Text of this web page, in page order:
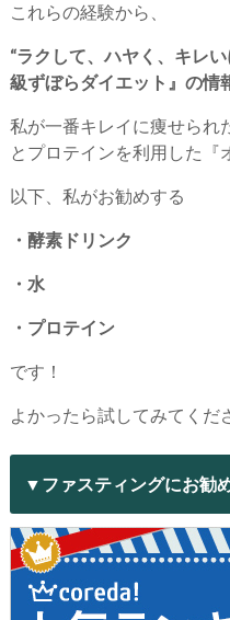
これらの経験から、
“ラクして、ハヤく、キレ
級ずぼらダイエット』の情
私が一番キレイに痩せられ
とプロテインを利用した『
以下、私がお勧めする
・酵素ドリンク
・水
・プロテイン
です！
よかったら試してみてくだ
▼ファスティングにお勧